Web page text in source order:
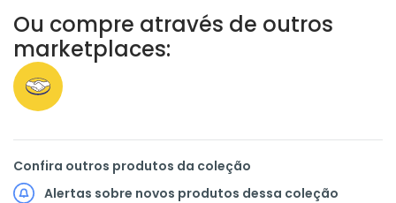
Ou compre através de outros
marketplaces:
Confira outros produtos da coleção
Alertas sobre novos produtos dessa coleção